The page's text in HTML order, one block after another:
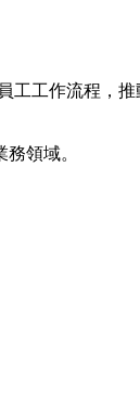
工工作流程，
領域。